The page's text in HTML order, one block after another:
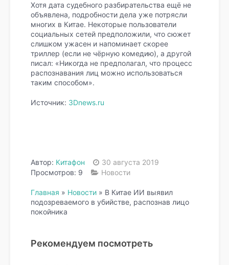
Хотя дата судебного разбирательства ещё не
объявлена, подробности дела уже потрясли
многих в Китае. Некоторые пользователи
социальных сетей предположили, что сюжет
слишком ужасен и напоминает скорее
триллер (если не чёрную комедию), а другой
писал: «Никогда не предполагал, что процесс
распознавания лиц можно использоваться
таким способом».
Источник: 3Dnews.ru
Автор: Китафон
30 августа 2019
Просмотров: 9
Новости
Главная » Новости » В Китае ИИ выявил
подозреваемого в убийстве, распознав лицо
покойника
Рекомендуем посмотреть